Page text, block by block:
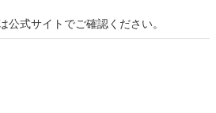
公式サイトでご確認ください。